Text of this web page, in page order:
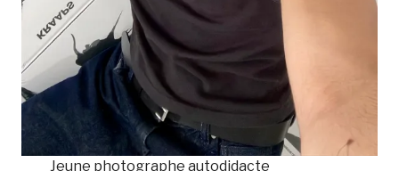
Jeune photographe autodidacte